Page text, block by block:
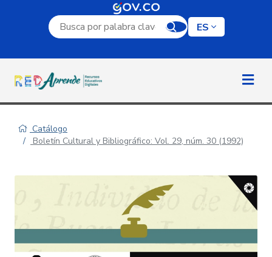
Campo de búsqueda por palabra clave
ES
Catálogo
Boletín Cultural y Bibliográfico: Vol. 29, núm. 30 (1992)